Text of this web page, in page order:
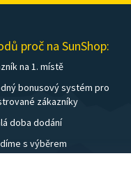
proč na SunShop:
na 1. místě
bonusový systém pro
zákazníky
doba dodání
s výběrem